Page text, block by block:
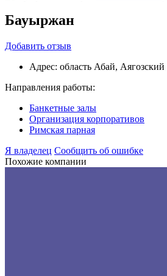
Бауыржан
Добавить отзыв
Адрес: область Абай,
Направления работы:
Банкетные залы
Организация корпоративов
Римская парная
Я владелец Сообщить об ошибке
Похожие компании